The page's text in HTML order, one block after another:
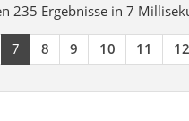
235 Ergebnisse in 7
7 8 9 10 11 12